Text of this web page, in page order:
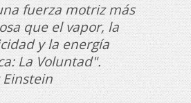
fuerza motriz más
que el vapor, la
y la energía
La Voluntad".